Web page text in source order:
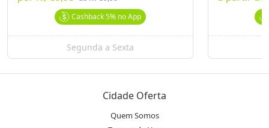
Cashback5%no App
Segunda a Sexta
Cidade Oferta
Quem Somos